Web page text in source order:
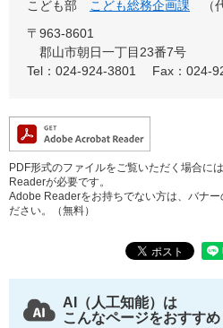
こども部 こども総務企画課
（
〒963-8601
郡山市朝日一丁目23番7号
Tel：024-924-3801
Fax：024-
PDF形式のファイルをご覧いただく場合に
Readerが必要です。
Adobe Readerをお持ちでない方は、バナ
ださい。（無料）
AI（人工知能）は
こんなページをおすす